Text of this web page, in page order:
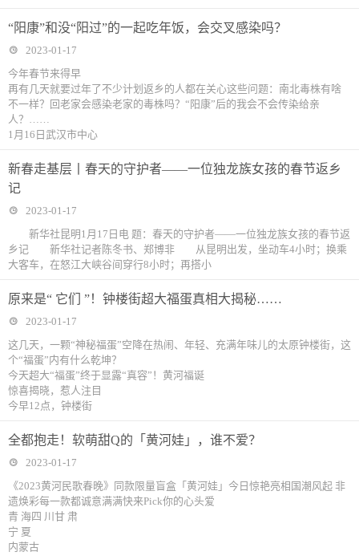
“阳康”和没“阳过”的一起吃年饭，会交叉感染吗？
2023-01-17
今年春节来得早
再有几天就要过年了不少计划返乡的人都在关心这些问题：南北毒株有啥
不一样？回老家会感染老家的毒株吗？“阳康”后的我会不会传染给亲
人？……
1月16日武汉市中心
新春走基层丨春天的守护者——一位独龙族女孩的春节返乡
记
2023-01-17
新华社昆明1月17日电 题：春天的守护者——一位独龙族女孩的春节返
乡记 新华社记者陈冬书、郑博非 从昆明出发，坐动车4小时；换乘
大客车，在怒江大峡谷间穿行8小时；再搭小
原来是“ 它们 ”！钟楼街超大福蛋真相大揭秘……
2023-01-17
这几天，一颗“神秘福蛋”空降在热闹、年轻、充满年味儿的太原钟楼街，这
个“福蛋”内有什么乾坤？
今天超大“福蛋”终于显露“真容”！黄河福诞
惊喜揭晓，惹人注目
今早12点，钟楼街
全都抱走！软萌甜Q的「黄河娃」，谁不爱？
2023-01-17
《2023黄河民歌春晚》同款限量盲盒「黄河娃」今日惊艳亮相国潮风起 非
遗焕彩每一款都诚意满满快来Pick你的心头爱
青 海四 川甘 肃
宁 夏
内蒙古